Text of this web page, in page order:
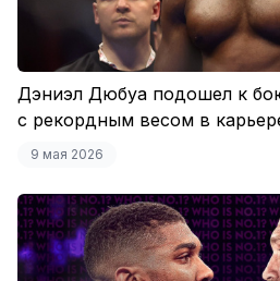
Дэниэл Дюбуа подошел к
с рекордным весом в
9 мая 2026